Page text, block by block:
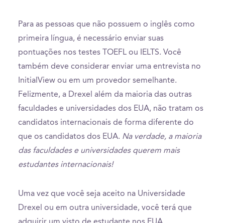
Para as pessoas que não possuem o inglês como
primeira língua, é necessário enviar suas
pontuações nos testes TOEFL ou IELTS. Você
também deve considerar enviar uma entrevista no
InitialView ou em um provedor semelhante.
Felizmente, a Drexel além da maioria das outras
faculdades e universidades dos EUA, não tratam os
candidatos internacionais de forma diferente do
que os candidatos dos EUA. Na verdade, a maioria
das faculdades e universidades querem mais
estudantes internacionais!
Uma vez que você seja aceito na Universidade
Drexel ou em outra universidade, você terá que